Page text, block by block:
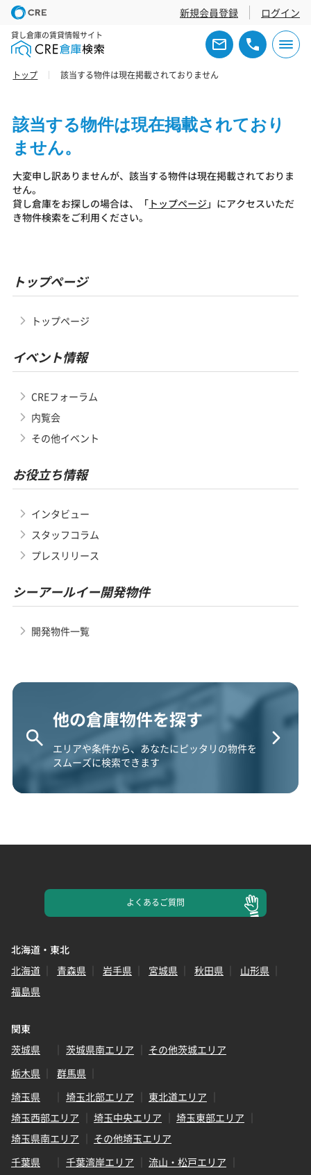
新規会員登録 ログイン
貸し倉庫の賃貸情報サイト
トップ 該当する物件は現在掲載されておりません
該当する物件は現在掲載されており
ません。
大変申し訳ありませんが、該当する物件は現在掲載されておりま
せん。
貸し倉庫をお探しの場合は、「 トップページ 」にアクセスいただ
き物件検索をご利用ください。
トップページ
トップページ
イベント情報
CREフォーラム
内覧会
その他イベント
お役立ち情報
インタビュー
スタッフコラム
プレスリリース
シーアールイー開発物件
開発物件一覧
他の倉庫物件を探す
エリアや条件から、あなたにピッタリの物件を
スムーズに検索できます
よくあるご質問
北海道・東北
北海道
青森県 岩手県 宮城県 秋田県
山形県
福島県
関東
茨城県
茨城県南エリア
その他茨城エリア
栃木県
群馬県
埼玉県
埼玉北部エリア
東北道エリア
埼玉西部エリア
埼玉中央エリア
埼玉東部エリア
埼玉県南エリア
その他埼玉エリア
千葉県
千葉湾岸エリア
流山・松戸エリア